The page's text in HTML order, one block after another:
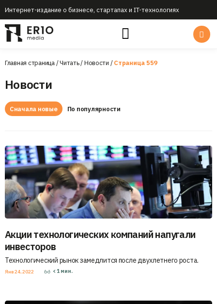
Интернет-издание о бизнесе, стартапах и IT-технологиях
Главная страница/Читать/Новости /Страница 559
Новости
Сначала новые По популярности
Акции технологических компаний напугали
инвесторов
Технологический рынок замедлится после двухлетнего роста.
Янв 24, 2022 < 1 мин.